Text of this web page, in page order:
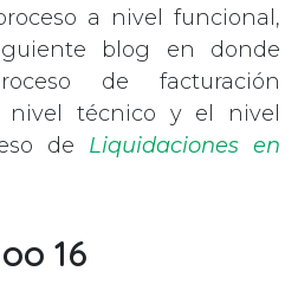
a nivel funcional,
blog en donde
de facturación
nivel técnico y el nivel
de Liquidaciones en
16